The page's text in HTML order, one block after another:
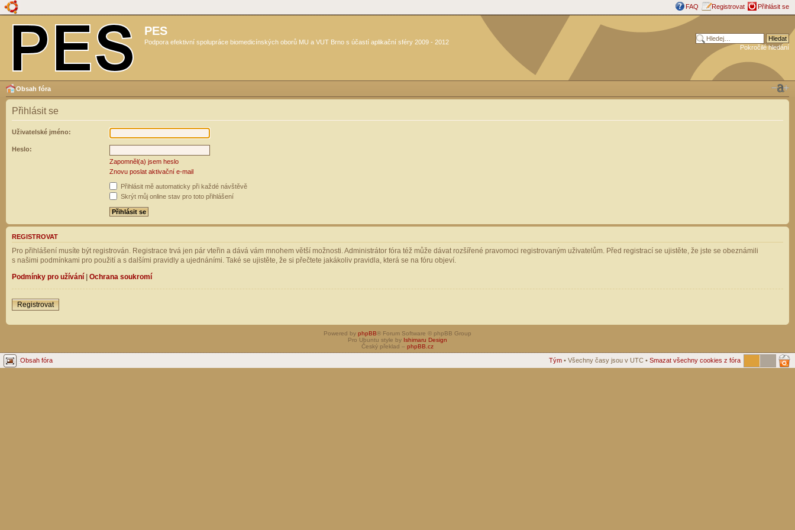
FAQ Registrovat Přihlásit se
PES
Podpora efektivní spolupráce biomedicínských oborů MU a VUT Brno s účastí aplikační sféry 2009 - 2012
Pokročilé hledání
Obsah fóra
Přihlásit se
Uživatelské jméno:
Heslo:
Zapomněl(a) jsem heslo
Znovu poslat aktivační e-mail
Přihlásit mě automaticky při každé návštěvě
Skrýt můj online stav pro toto přihlášení
REGISTROVAT
Pro přihlášení musíte být registrován. Registrace trvá jen pár vteřin a dává vám mnohem větší možnosti. Administrátor fóra též může dávat rozšířené pravomoci registrovaným uživatelům. Před registrací se ujistěte, že jste se obeznámili
s našimi podmínkami pro použití a s dalšími pravidly a ujednáními. Také se ujistěte, že si přečtete jakákoliv pravidla, která se na fóru objeví.
Podmínky pro užívání | Ochrana soukromí
Registrovat
Powered by phpBB® Forum Software © phpBB Group
Pro Ubuntu style by Ishimaru Design
Český překlad – phpBB.cz
Obsah fóra Tým • Všechny časy jsou v UTC • Smazat všechny cookies z fóra